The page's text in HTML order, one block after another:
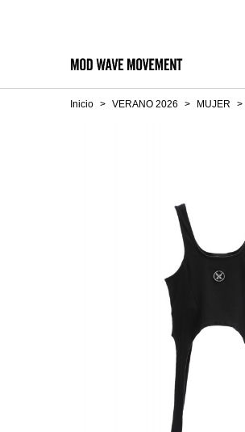
Inicio > VERANO 2026 > MUJER >